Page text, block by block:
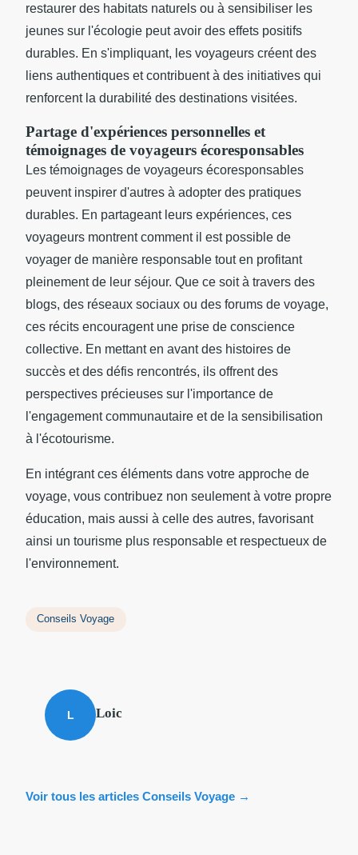
restaurer des habitats naturels ou à sensibiliser les
jeunes sur l'écologie peut avoir des effets positifs
durables. En s'impliquant, les voyageurs créent des
liens authentiques et contribuent à des initiatives qui
renforcent la durabilité des destinations visitées.
Partage d'expériences personnelles et
témoignages de voyageurs écoresponsables
Les témoignages de voyageurs écoresponsables
peuvent inspirer d'autres à adopter des pratiques
durables. En partageant leurs expériences, ces
voyageurs montrent comment il est possible de
voyager de manière responsable tout en profitant
pleinement de leur séjour. Que ce soit à travers des
blogs, des réseaux sociaux ou des forums de voyage,
ces récits encouragent une prise de conscience
collective. En mettant en avant des histoires de
succès et des défis rencontrés, ils offrent des
perspectives précieuses sur l'importance de
l'engagement communautaire et de la sensibilisation
à l'écotourisme.
En intégrant ces éléments dans votre approche de
voyage, vous contribuez non seulement à votre propre
éducation, mais aussi à celle des autres, favorisant
ainsi un tourisme plus responsable et respectueux de
l'environnement.
Conseils Voyage
L Loic
Voir tous les articles Conseils Voyage →